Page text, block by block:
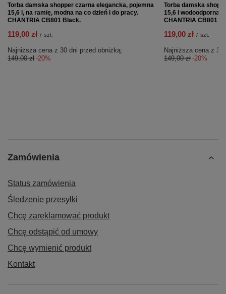
Torba damska shopper czarna elegancka, pojemna
15,6 l, na ramię, modna na co dzień i do pracy.
CHANTRIA CB801 Black.
119,00 zł / szt.
Najniższa cena z 30 dni przed obniżką:
149,00 zł -20%
Torba damska
15,6 l wodoodporna,
CHANTRIA CB801
119,00 zł / szt.
Najniższa cena z
149,00 zł -20%
Zamówienia
Status zamówienia
Śledzenie przesyłki
Chcę zareklamować produkt
Chcę odstąpić od umowy
Chcę wymienić produkt
Kontakt